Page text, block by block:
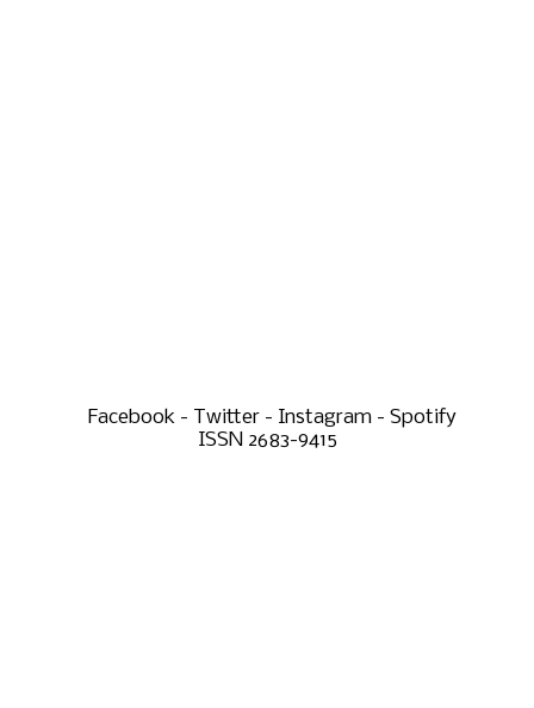
Facebook - Twitter - Instagram - Spotify
ISSN 2683-9415